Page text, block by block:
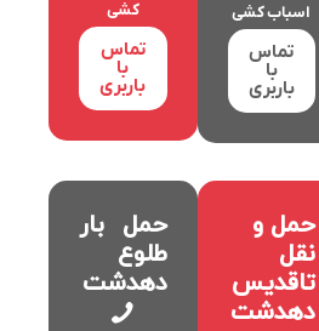
اسباب کشی
تماس
با
باربری
کشی
تماس
با
باربری
حمل و
نقل
تاقدیس
دهدشت
حمل بار
طلوع
دهدشت